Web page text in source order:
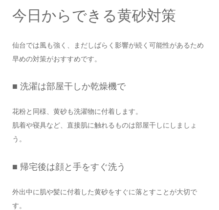
今日からできる黄砂対策
仙台では風も強く、まだしばらく影響が続く可能性があるため
早めの対策がおすすめです。
■ 洗濯は部屋干しか乾燥機で
花粉と同様、黄砂も洗濯物に付着します。
肌着や寝具など、直接肌に触れるものは部屋干しにしましょ
う。
■ 帰宅後は顔と手をすぐ洗う
外出中に肌や髪に付着した黄砂をすぐに落とすことが大切で
す。